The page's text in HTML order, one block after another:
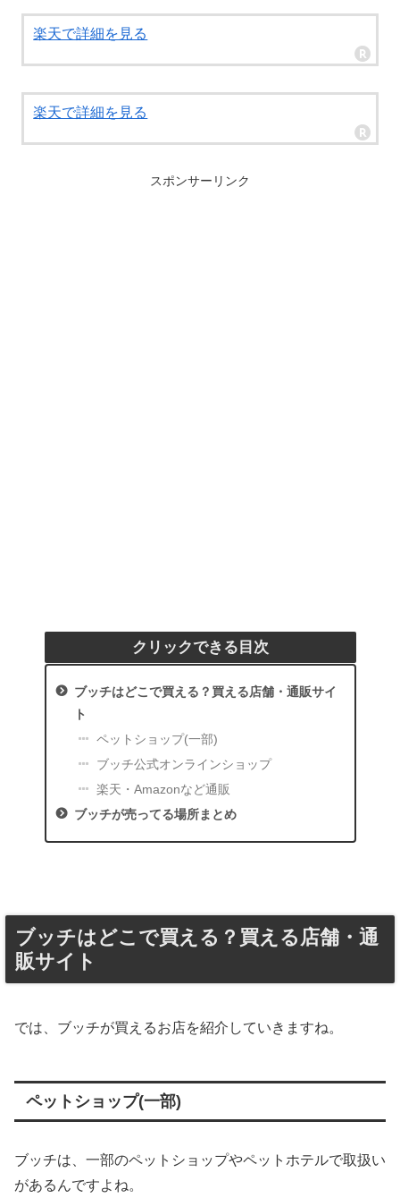
楽天で詳細を見る
楽天で詳細を見る
スポンサーリンク
クリックできる目次
ブッチはどこで買える？買える店舗・通販サイ
ト
ペットショップ(一部)
ブッチ公式オンラインショップ
楽天・Amazonなど通販
ブッチが売ってる場所まとめ
ブッチはどこで買える？買える店舗・通
販サイト
では、ブッチが買えるお店を紹介していきますね。
ペットショップ(一部)
ブッチは、一部のペットショップやペットホテルで取扱い
があるんですよね。